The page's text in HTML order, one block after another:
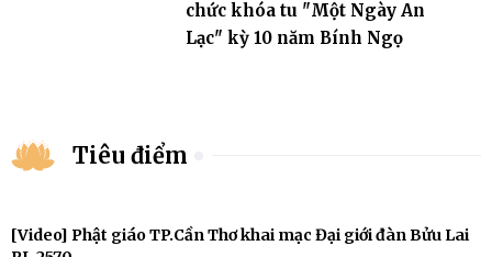
chức khóa tu "Một Ngày An
Lạc" kỳ 10 năm Bính Ngọ
Tiêu điểm
[Video] Phật giáo TP.Cần Thơ khai mạc Đại giới đàn Bửu Lai